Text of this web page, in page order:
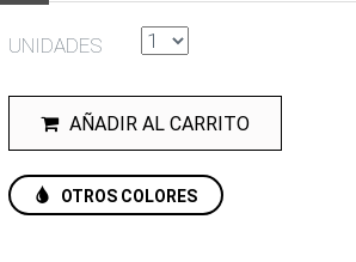
UNIDADES
AÑADIR AL CARRITO
OTROS COLORES